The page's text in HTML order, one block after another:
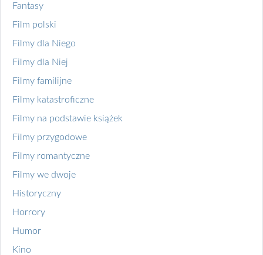
Fantasy
Film polski
Filmy dla Niego
Filmy dla Niej
Filmy familijne
Filmy katastroficzne
Filmy na podstawie książek
Filmy przygodowe
Filmy romantyczne
Filmy we dwoje
Historyczny
Horrory
Humor
Kino